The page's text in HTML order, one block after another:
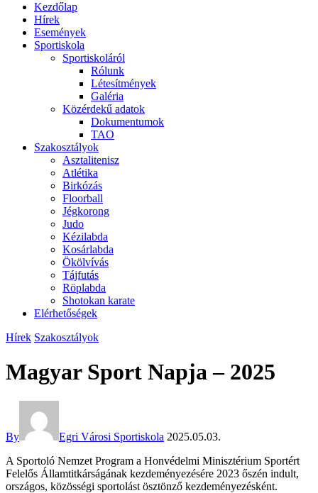
Kezdőlap
Hírek
Események
Sportiskola
Sportiskoláról
Rólunk
Létesítmények
Galéria
Közérdekű adatok
Dokumentumok
TAO
Szakosztályok
Asztalitenisz
Atlétika
Birkózás
Floorball
Jégkorong
Judo
Kézilabda
Kosárlabda
Ökölvívás
Tájfutás
Röplabda
Shotokan karate
Elérhetőségek
Hírek Szakosztályok
Magyar Sport Napja – 2025
By Egri Városi Sportiskola 2025.05.03.
A Sportoló Nemzet Program a Honvédelmi Minisztérium Sportért
Felelős Államtitkárságának kezdeményezésére 2023 őszén indult,
országos, közösségi sportolást ösztönző kezdeményezésként.